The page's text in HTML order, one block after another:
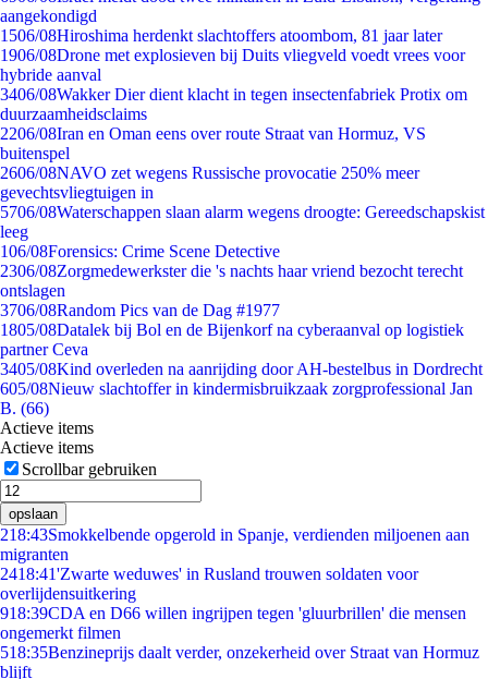
aangekondigd
1506/08Hiroshima herdenkt slachtoffers atoombom, 81 jaar later
1906/08Drone met explosieven bij Duits vliegveld voedt vrees voor
hybride aanval
3406/08Wakker Dier dient klacht in tegen insectenfabriek Protix om
duurzaamheidsclaims
2206/08Iran en Oman eens over route Straat van Hormuz, VS
buitenspel
2606/08NAVO zet wegens Russische provocatie 250% meer
gevechtsvliegtuigen in
5706/08Waterschappen slaan alarm wegens droogte: Gereedschapskist
leeg
106/08Forensics: Crime Scene Detective
2306/08Zorgmedewerkster die 's nachts haar vriend bezocht terecht
ontslagen
3706/08Random Pics van de Dag #1977
1805/08Datalek bij Bol en de Bijenkorf na cyberaanval op logistiek
partner Ceva
3405/08Kind overleden na aanrijding door AH-bestelbus in Dordrecht
605/08Nieuw slachtoffer in kindermisbruikzaak zorgprofessional Jan
B. (66)
Actieve items
Actieve items
Scrollbar gebruiken
opslaan
218:43Smokkelbende opgerold in Spanje, verdienden miljoenen aan
migranten
2418:41'Zwarte weduwes' in Rusland trouwen soldaten voor
overlijdensuitkering
918:39CDA en D66 willen ingrijpen tegen 'gluurbrillen' die mensen
ongemerkt filmen
518:35Benzineprijs daalt verder, onzekerheid over Straat van Hormuz
blijft